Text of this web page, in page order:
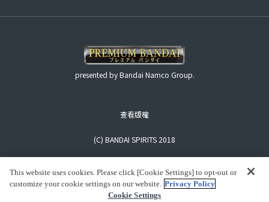
presented by Bandai Namco Group.
查看版權
(C) BANDAI SPIRITS 2018
This website uses cookies. Please click [Cookie Settings] to opt-out or
customize your cookie settings on our website. Privacy Policy
Cookie Settings